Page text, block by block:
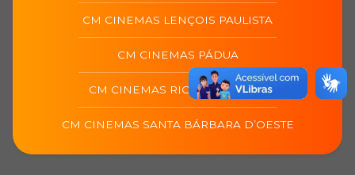
CM CINEMAS LENÇOIS PAULISTA
CM CINEMAS PÁDUA
CM CINEMAS RIO DAS OSTRAS
CM CINEMAS SANTA BÁRBARA D’OESTE